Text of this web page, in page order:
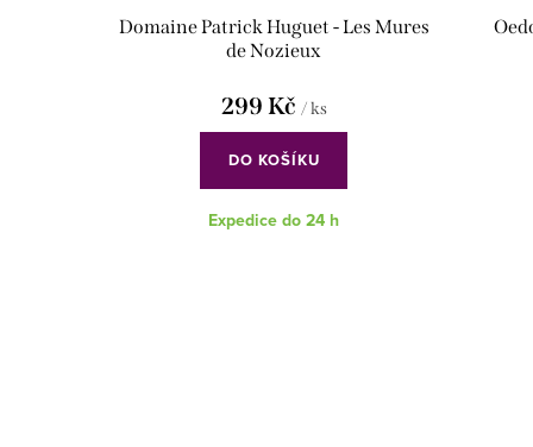
Domaine Patrick Huguet - Les Mures
de Nozieux
299 Kč / ks
DO KOŠÍKU
Expedice do 24 h